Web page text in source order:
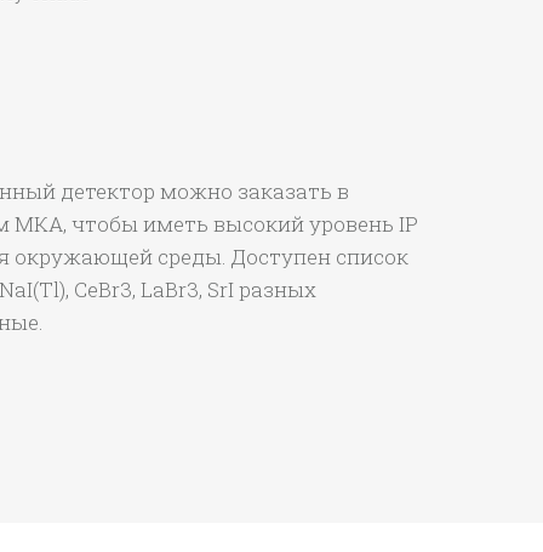
детектор можно заказать в
MКA, чтобы иметь высокий уровень IP
окружающей среды. Доступен список
CeBr3, LaBr3, SrI разных